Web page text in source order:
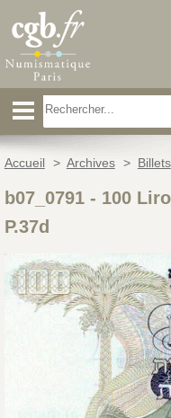
Accueil > Archives > Billets
b07_0791- 100
P.37d